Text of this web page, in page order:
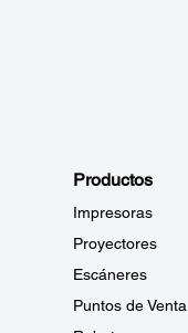
Productos
Impresoras
Proyectores
Escáneres
Puntos de Venta